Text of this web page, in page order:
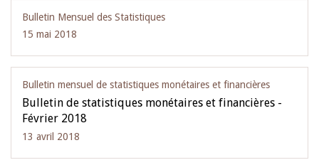
Bulletin Mensuel des Statistiques
15 mai 2018
Bulletin mensuel de statistiques monétaires et financières
Bulletin de statistiques monétaires et financières -
Février 2018
13 avril 2018